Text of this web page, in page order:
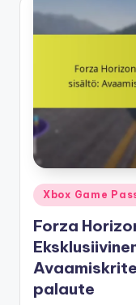
Posted
Xbox Game
Forza
palaute